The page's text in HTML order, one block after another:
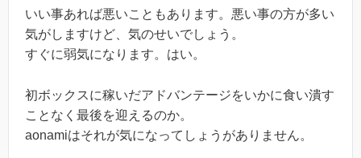
いい事あれば悪いこともあります。悪い事の方が多い
気がしますけど、気のせいでしょう。
すぐに弱気になります。はい。
初ボックスに稼いだアドバンテージをいかに食い潰す
ことなく最後を迎えるのか。
aonamiはそれが気になってしょうがありません。